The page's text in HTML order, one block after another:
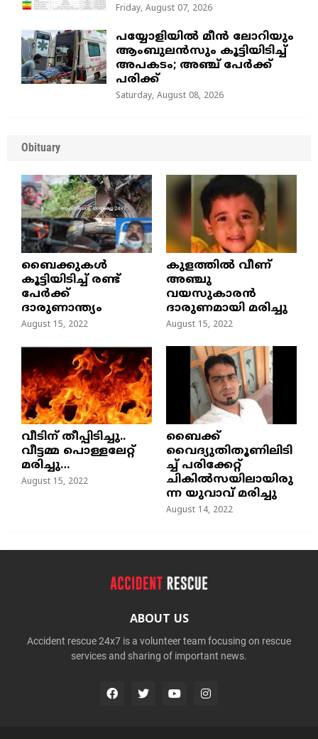
Friday, August 07, 2026
പയ്യോളിയിൽ മീൻ ലോറിയും
ആംബുലൻസും കൂട്ടിയിടിച്ച്
അപകടം; അഞ്ച് പേർക്ക്
പരിക്ക്
Saturday, August 08, 2026
Obituary
ബൈക്കുകൾ
കൂട്ടിയിടിച്ച് രണ്ട്
പേർക്ക്
ദാരുണാന്ത്യം
August 15, 2022
കുളത്തില്‍ വീണ്
അഞ്ചു
വയസുകാരന്‍
ദാരുണമായി മരിച്ചു
August 15, 2022
വീടിന് തീപ്പിടിച്ചു..
വീട്ടമ്മ പൊള്ളലേറ്റ്
മരിച്ചു…
August 15, 2022
ബൈക്ക്
വൈദ്യുതിതൂണിലിടി
ച്ച്‌ പരിക്കേറ്റ്
ചികില്‍സയിലായിരു
ന്ന യുവാവ് മരിച്ചു
August 14, 2022
ABOUT US
Accident rescue 24x7 is a volunteer team focusing on rescue
services and sharing of important news.